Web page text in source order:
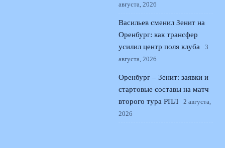
августа, 2026
Васильев сменил Зенит на
Оренбург: как трансфер
усилил центр поля клуба
3
августа, 2026
Оренбург – Зенит: заявки и
стартовые составы на матч
второго тура РПЛ
2 августа,
2026